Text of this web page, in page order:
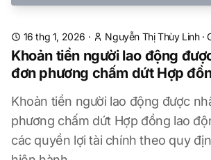
16 thg 1, 2026 · Nguyễn Thị Thùy Linh·
Khoản tiền người lao động
đơn phương chấm dứt Hợp
Khoản tiền người lao động được
phương chấm dứt Hợp đồng lao
các quyền lợi tài chính theo quy